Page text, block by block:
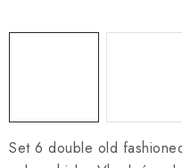
Set 6 double old